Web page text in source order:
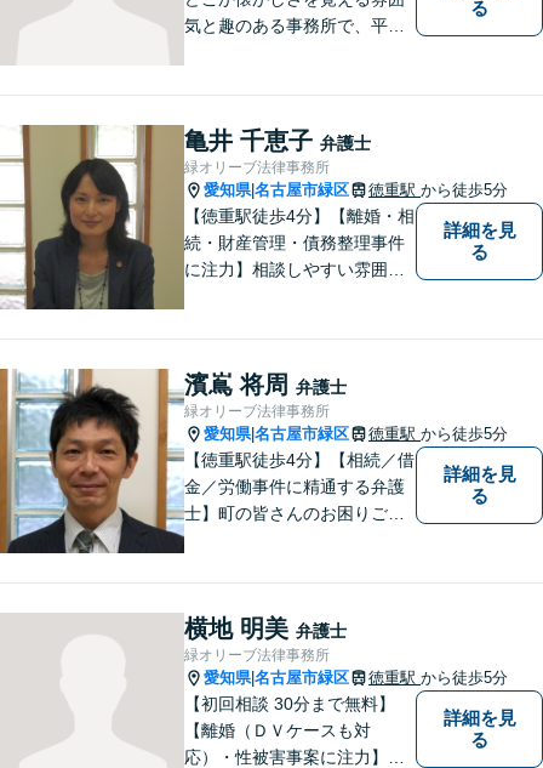
気と趣のある事務所で、平針
た幅広い対応業務で問題解決
に取り組みます。
る
亀井 千恵子 弁護士
緑オリーブ法律事務所
愛知県|名古屋市緑区 徳重駅 から徒歩5分
【徳重駅徒歩4分】【離婚・相
続・財産管理・債務整理事件
に注力】相談しやすい雰囲気
詳細を見
る
濱嶌 将周 弁護士
緑オリーブ法律事務所
愛知県|名古屋市緑区 徳重駅 から徒歩5分
【徳重駅徒歩4分】【相続／借
金／労働事件に精通する弁護
士】町の皆さんのお困りごと
バー等の情報問題にも意欲高
く取り組みます。お困りごと
があれば。お気軽にご相談く
ださい。
詳細を見
る
横地 明美 弁護士
緑オリーブ法律事務所
愛知県|名古屋市緑区 徳重駅 から徒歩5分
【初回相談 30分まで無料】
【離婚（ＤＶケースも対
応）・性被害事案に注力】
詳細を見
る